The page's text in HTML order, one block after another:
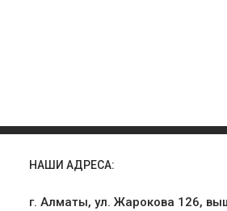
НАШИ АДРЕСА:
г. Алматы, ул. Жарокова 126,